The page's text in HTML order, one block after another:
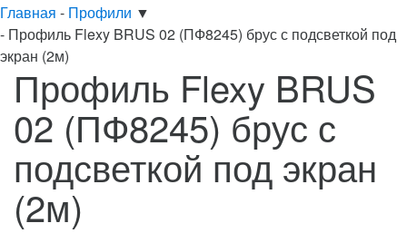
Главная - Профили ▼
- Профиль Flexy BRUS 02 (ПФ8245) брус с подсветкой под
экран (2м)
Профиль Flexy BRUS
02 (ПФ8245) брус с
подсветкой под экран
(2м)